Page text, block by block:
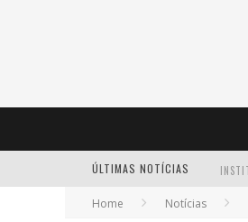
ÚLTIMAS NOTÍCIAS
Home Notícias